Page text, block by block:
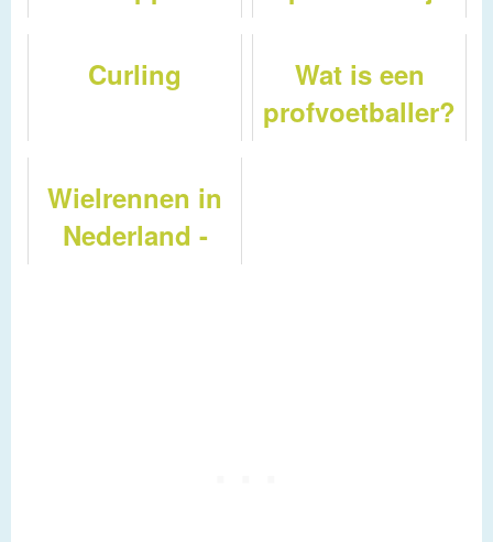
over te doen !
Curling
Wat is een
profvoetballer?
Wielrennen in
Nederland -